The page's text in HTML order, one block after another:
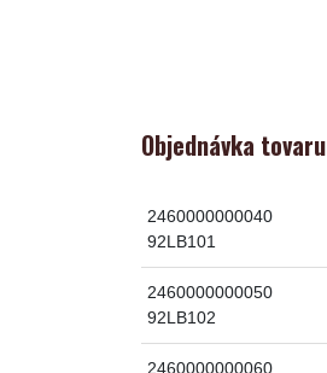
Objednávka tovaru
2460000000040
92LB101
2460000000050
92LB102
2460000000060